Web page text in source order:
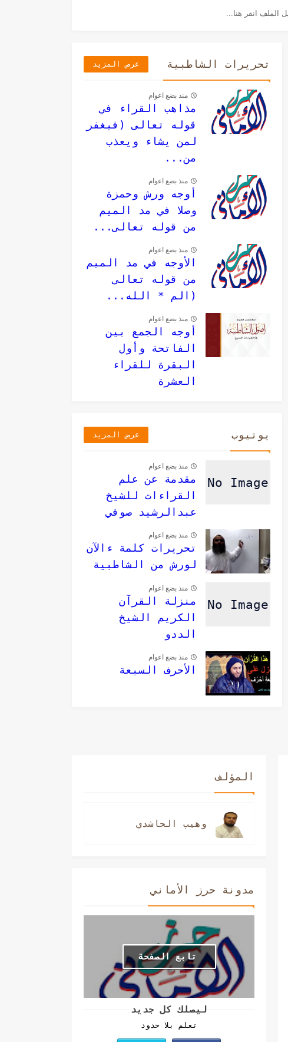
تحريرات الشاطبية عرض المزيد
منذ بضع اعوام
مذاهب القراء في
قوله تعالى (فيغفر
لمن يشاء ويعذب
من...
منذ بضع اعوام
أوجه ورش وحمزة
وصلا في مد الميم
من قوله تعالى...
منذ بضع اعوام
الأوجه في مد الميم
من قوله تعالى
(الم * الله...
منذ بضع اعوام
أوجه الجمع بين
الفاتحة وأول
البقرة للقراء
العشرة
يوتيوب عرض المزيد
منذ بضع اعوام
مقدمة عن علم
القراءات للشيخ
عبدالرشيد صوفي
منذ بضع اعوام
تحريرات كلمة ءالآن
لورش من الشاطبية
منذ بضع اعوام
منزلة القرآن
الكريم الشيخ
الددو
منذ بضع اعوام
الأحرف السبعة
المؤلف
وهيب الحاشدي
مدونة حرز الأماني
تابع الصفحة
ليصلك كل جديد
تعلم بلا حدود